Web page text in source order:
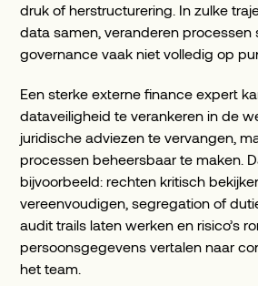
druk of herstructurering. In zulke
data samen, veranderen processen
governance vaak niet volledig op
Een sterke externe finance expert
dataveiligheid te verankeren in de
juridische adviezen te vervangen,
processen beheersbaar te maken.
bijvoorbeeld: rechten kritisch
vereenvoudigen, segregation of
audit trails laten werken en risico’s
persoonsgegevens vertalen naar
het team.